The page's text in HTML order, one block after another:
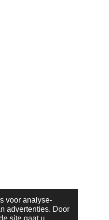
voor analyse-
advertenties. Door